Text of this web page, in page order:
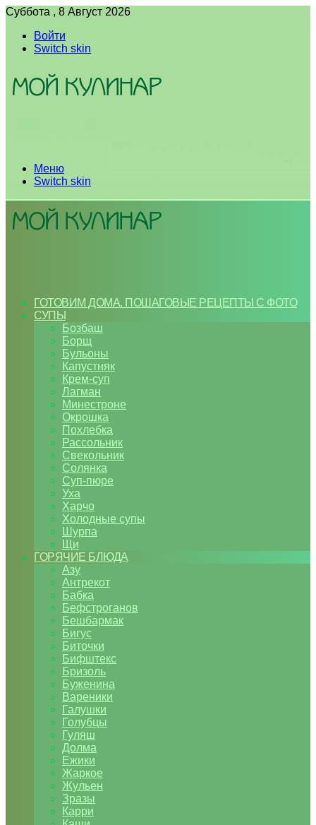
Суббота , 8 Август 2026
Войти
Switch skin
Меню
Switch skin
ГОТОВИМ ДОМА. ПОШАГОВЫЕ РЕЦЕПТЫ С ФОТО
СУПЫ
Бозбаш
Борщ
Бульоны
Капустняк
Крем-суп
Лагман
Минестроне
Окрошка
Похлебка
Рассольник
Свекольник
Солянка
Суп-пюре
Уха
Харчо
Холодные супы
Шурпа
Щи
ГОРЯЧИЕ БЛЮДА
Азу
Антрекот
Бабка
Бефстроганов
Бешбармак
Бигус
Биточки
Бифштекс
Бризоль
Буженина
Вареники
Галушки
Голубцы
Гуляш
Долма
Ежики
Жаркое
Жульен
Зразы
Карри